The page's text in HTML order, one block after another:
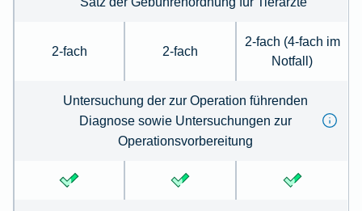
2-fach 2-fach
2-fach (4-fach im
Notfall)
Untersuchung der zur Operation führenden
Diagnose sowie Untersuchungen zur
Operationsvorbereitung